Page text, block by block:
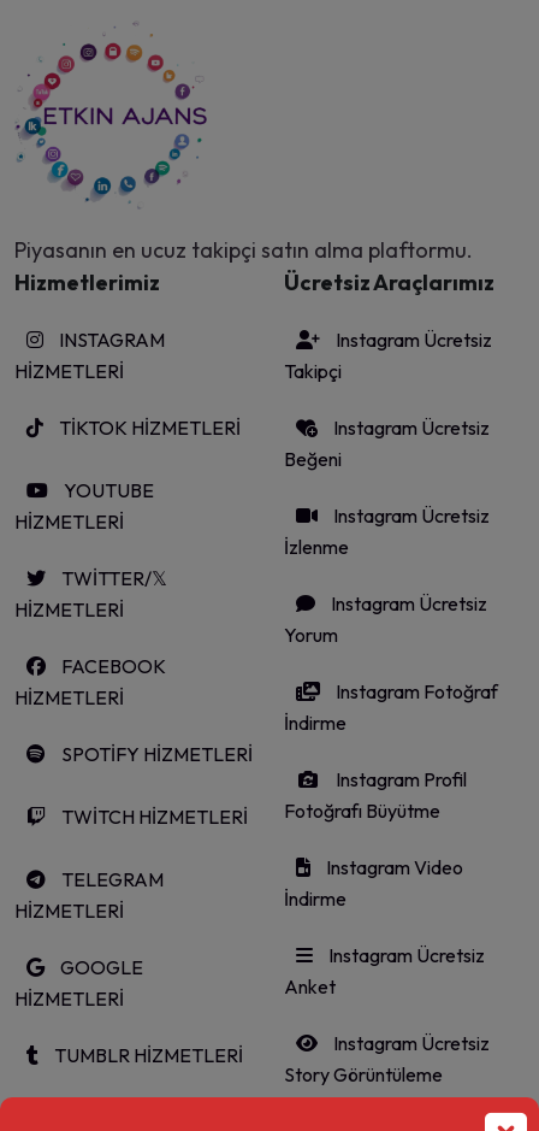
Piyasanın en ucuz takipçi satın alma plaftormu.
Hizmetlerimiz
INSTAGRAM
HİZMETLERİ
TİKTOK HİZMETLERİ
YOUTUBE
HİZMETLERİ
TWİTTER/𝕏
HİZMETLERİ
FACEBOOK
HİZMETLERİ
SPOTİFY HİZMETLERİ
TWİTCH HİZMETLERİ
TELEGRAM
HİZMETLERİ
GOOGLE
HİZMETLERİ
TUMBLR HİZMETLERİ
Ücretsiz Araçlarımız
Instagram Ücretsiz
Takipçi
Instagram Ücretsiz
Beğeni
Instagram Ücretsiz
İzlenme
Instagram Ücretsiz
Yorum
Instagram Fotoğraf
İndirme
Instagram Profil
Fotoğrafı Büyütme
Instagram Video
İndirme
Instagram Ücretsiz
Anket
Instagram Ücretsiz
Story Görüntüleme